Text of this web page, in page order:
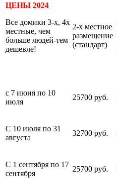
ЦЕНЫ 2024
Все домики 3-х, 4х
местные, чем
больше людей-тем
дешевле!
2-х местное
размещение
(стандарт)
с 7 июня по 10
июля
25700 руб.
С 10 июля по 31
августа
32700 руб.
С 1 сентября по 17
сентября
25700 руб.